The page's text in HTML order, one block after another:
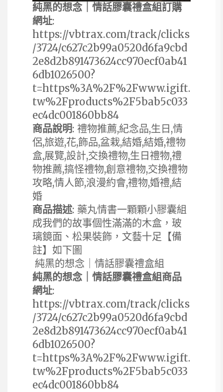
純黑的想念｜情話膠囊禮盒組訂購
網址:
https://vbtrax.com/track/clicks
/3724/c627c2b99a0520d6fa9cbd
2e8d2b891473624cc970ecf0ab41
6db1026500?
t=https%3A%2F%2Fwww.igift.
tw%2Fproducts%2F5bab5c033
ec4dc001860bb84
商品說明: 禮物推薦,紀念品,生日,情
侶,旅遊,花,飾品,盆栽,結婚,結婚,禮物
盒,展覽,設計,交換禮物,生日禮物,禮
物推薦,搞怪禮物,創意禮物,交換禮物
攻略,情人節,浪漫約會,禮物,婚禮,結
婚
商品描述: 藥丸情書一顆顆小膠囊組
成我們的故事個性滿滿的木盒，玻
璃鏡面、松果裝飾，文藝十足【備
註】如下圖
純黑的想念｜情話膠囊禮盒組
純黑的想念｜情話膠囊禮盒組商品
網址:
https://vbtrax.com/track/clicks
/3724/c627c2b99a0520d6fa9cbd
2e8d2b891473624cc970ecf0ab41
6db1026500?
t=https%3A%2F%2Fwww.igift.
tw%2Fproducts%2F5bab5c033
ec4dc001860bb84